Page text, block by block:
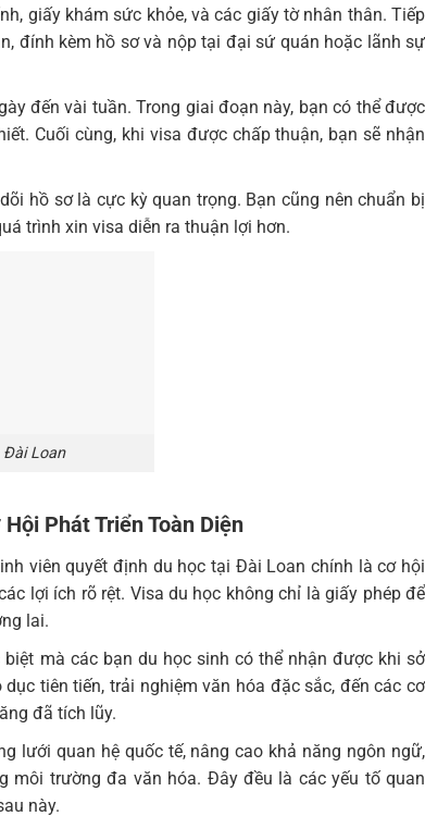
giấy khám sức khỏe, và các giấy tờ nhân thân. Tiếp
đính kèm hồ sơ và nộp tại đại sứ quán hoặc lãnh sự
đến vài tuần. Trong giai đoạn này, bạn có thể được
Cuối cùng, khi visa được chấp thuận, bạn sẽ nhận
hồ sơ là cực kỳ quan trọng. Bạn cũng nên chuẩn bị
trình xin visa diễn ra thuận lợi hơn.
Đài Loan
Phát Triển Toàn Diện
viên quyết định du học tại Đài Loan chính là cơ hội
lợi ích rõ rệt. Visa du học không chỉ là giấy phép để
lai.
mà các bạn du học sinh có thể nhận được khi sở
tiên tiến, trải nghiệm văn hóa đặc sắc, đến các cơ
đã tích lũy.
lưới quan hệ quốc tế, nâng cao khả năng ngôn ngữ,
môi trường đa văn hóa. Đây đều là các yếu tố quan
này.